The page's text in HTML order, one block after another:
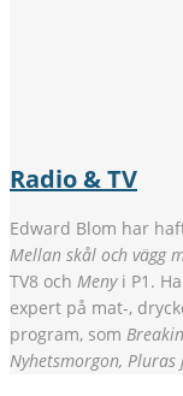
Radio & TV
Edward Blom har
Mellan skål och vägg
TV8 och Menyi P1.
expert på mat-,
program, som
Nyhetsmorgon, Pluras